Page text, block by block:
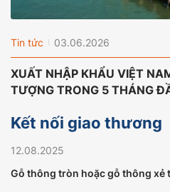
Tin tức 03.06.2026
XUẤT NHẬP KHẨU VIỆT
TƯỢNG TRONG 5 THÁNG
Kết nối giao thương
12.08.2025
Gỗ thông tròn hoặc gỗ thông xẻ